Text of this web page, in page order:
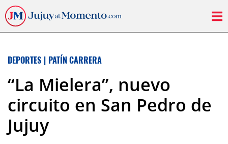
DEPORTES | PATÍN CARRERA
“La Mielera”, nuevo
circuito en San Pedro de
Jujuy